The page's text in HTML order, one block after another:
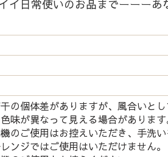
日常使いのお品までーーーあ
の個体差がありますが、風合いとし
味が異なって見える場合があります
のご使用はお控えいただき、手洗い
ンジではご使用はいただけません。